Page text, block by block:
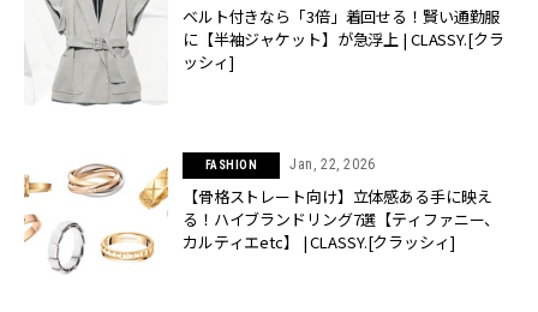
ベルト付きなら「3倍」着回せる！賢い通勤服
に【半袖ジャケット】が急浮上 | CLASSY.[クラ
ッシィ]
FASHION Jan, 22, 2026
【骨格ストレート向け】立体感ある手に映え
る！ハイブランドリング7選【ティファニー、
カルティエetc】 | CLASSY.[クラッシィ]